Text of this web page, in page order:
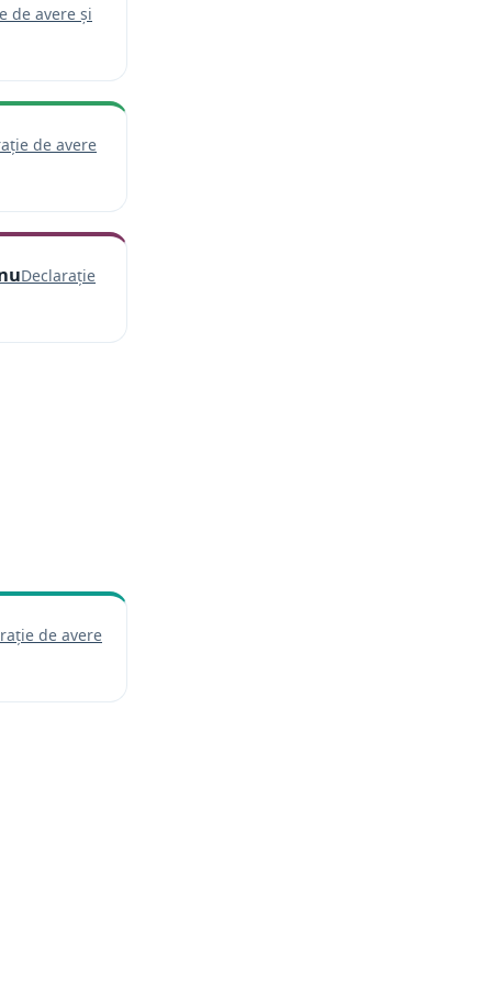
de avere și
o filă nouă)
de avere
într-o filă nouă)
Declarație
deschide într-o filă nouă)
de avere
într-o filă nouă)